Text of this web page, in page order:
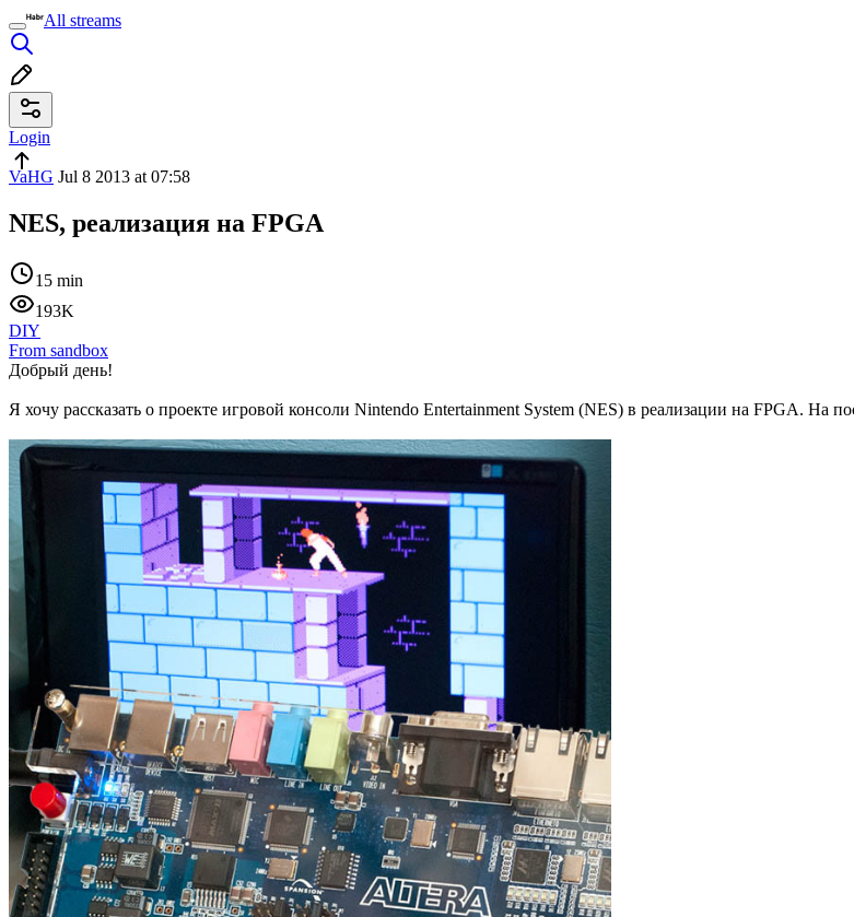
All streams
Login
VaHG Jul 8 2013 at 07:58
NES, реализация на FPGA
15 min
193K
DIY
From sandbox
Добрый день!
Я хочу рассказать о проекте игровой консоли Nintendo Entertainment System (NES) в реализации на FPGA. На